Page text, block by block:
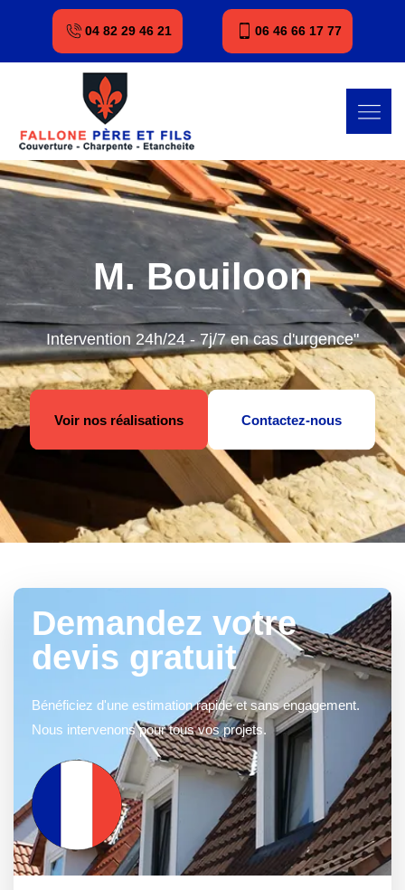
04 82 29 46 21 06 46 66 17 77
M. Bouiloon
Intervention 24h/24 - 7j/7 en cas d'urgence"
Voir nos réalisations Contactez-nous
Demandez votre
devis gratuit
Bénéficiez d'une estimation rapide et sans engagement.
Nous intervenons pour tous vos projets.